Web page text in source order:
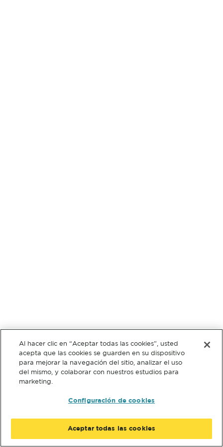
Al hacer clic en “Aceptar todas las cookies”, usted
acepta que las cookies se guarden en su dispositivo
para mejorar la navegación del sitio, analizar el uso
del mismo, y colaborar con nuestros estudios para
marketing.
Configuración de cookies
Aceptar todas las cookies